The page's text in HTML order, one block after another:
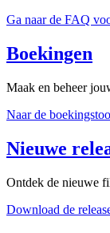
Ga naar de FAQ
Boekingen
Maak en beheer
Naar de
Nieuwe
Ontdek de nieuwe
Download de